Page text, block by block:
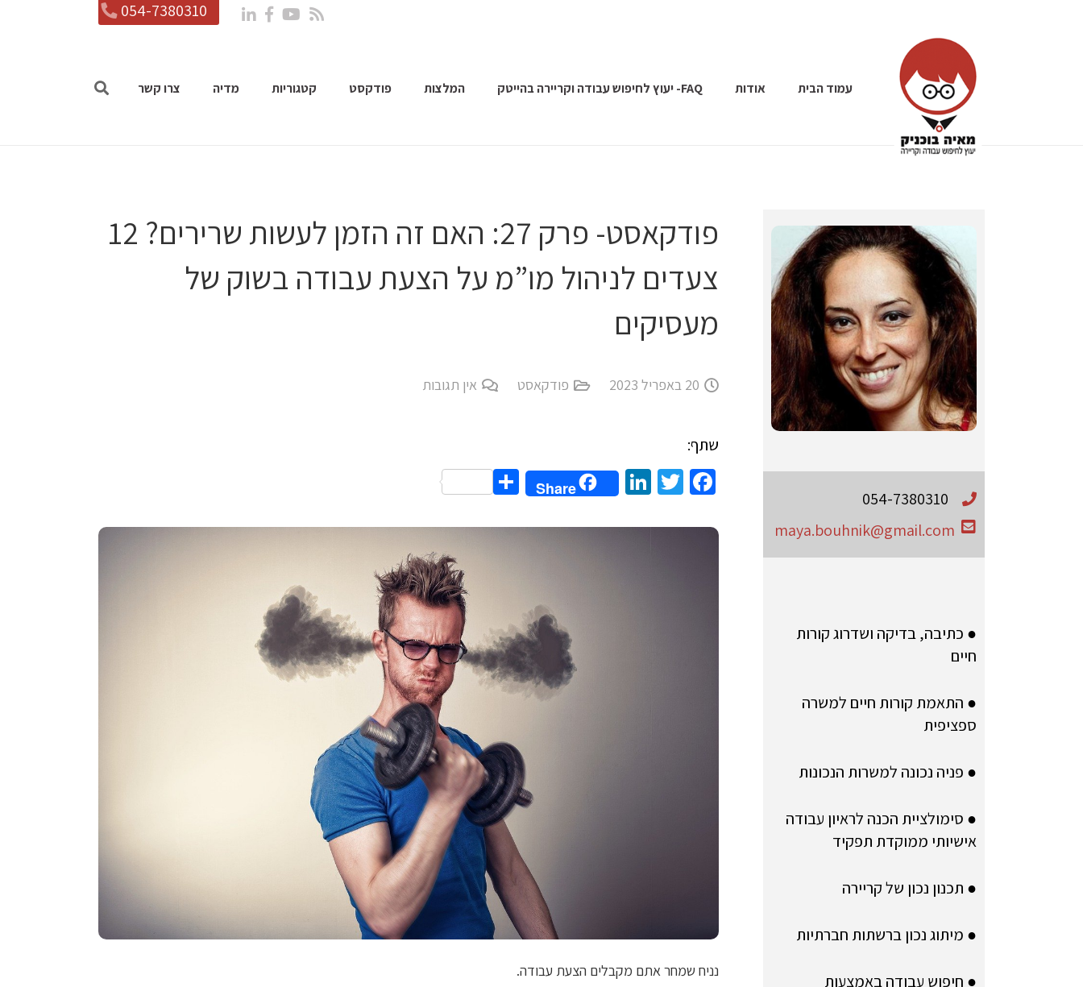
054-7380310
עמוד הבית אודות FAQ- יעוץ לחיפוש עבודה וקריירה בהייטק המלצות פודקסט קטגוריות מדיה צרו קשר
פודקאסט- פרק 27: האם זה הזמן לעשות שרירים? 12
צעדים לניהול מו”מ על הצעת עבודה בשוק של
מעסיקים
20 באפריל 2023 פודקאסט אין תגובות
שתף:
Facebook
Twitter
LinkedIn
Share
Share
נניח שמחר אתם מקבלים הצעת עבודה.
054-7380310
maya.bouhnik@gmail.com
● כתיבה, בדיקה ושדרוג קורות
חיים
● התאמת קורות חיים למשרה
ספציפית
● פניה נכונה למשרות הנכונות
● סימולציית הכנה לראיון עבודה
אישיותי ממוקדת תפקיד
● תכנון נכון של קריירה
● מיתוג נכון ברשתות חברתיות
● חיפוש עבודה באמצעות